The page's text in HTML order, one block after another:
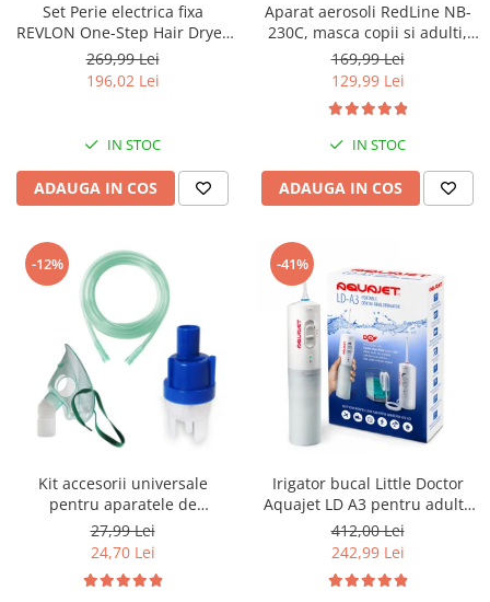
Set Perie electrica fixa
REVLON One-Step Hair Dryer
& Volumizer RVDR5222E2 si
geanta transport RedLine
Case One
269,99 Lei
196,02 Lei
IN STOC
ADAUGA IN COS
Aparat aerosoli RedLine NB-
230C, masca copii si adulti,
particule 3 microni,
nebulizator inhalator cu
compresor
169,99 Lei
129,99 Lei
IN STOC
ADAUGA IN COS
-12%
Kit accesorii universale
pentru aparatele de
nebulizare cu compresor
RedLine RDA007, masca
medie rotativa, furtun 2m si
kit de nebulizare
27,99 Lei
24,70 Lei
-41%
Irigator bucal Little Doctor
Aquajet LD A3 pentru adulti,
profesional, 1500
impulsuri/min, 2 duze, alb
412,00 Lei
242,99 Lei